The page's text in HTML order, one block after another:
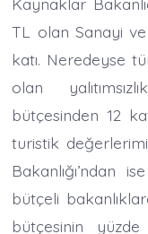
TL olan Sanayi ve
katı. Neredeyse
olan
bütçesinden 12
turistik
Bakanlığı’ndan
bütçeli
bütçesinin yüzde